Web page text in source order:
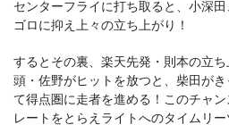
センターフライに打ち取ると、小深
ゴロに抑え上々の立ち上がり！
するとその裏、楽天先発・則本の立
頭・佐野がヒットを放つと、柴田が
て得点圏に走者を進める！このチャ
レートをとらえライトへのタイムリ